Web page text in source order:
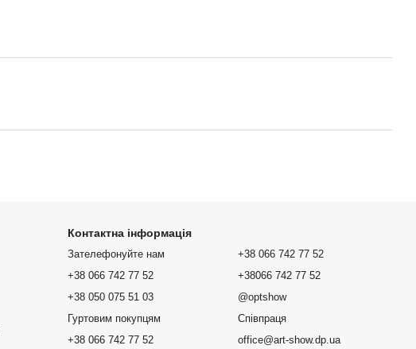
Контактна інформація
Зателефонуйте нам
+38 066 742 77 52
+38 050 075 51 03
Гуртовим покупцям
+38 066 742 77 52
+38 066 742 77 52
+38066 742 77 52
@optshow
Співпраця
office@art-show.dp.ua